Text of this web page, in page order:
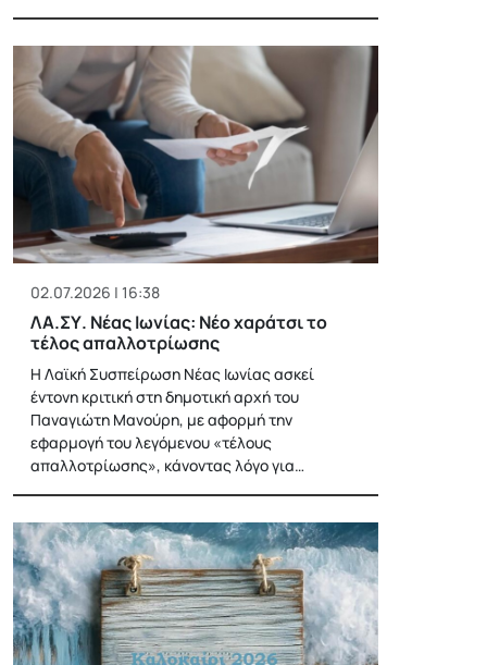
02.07.2026 | 16:38
ΛΑ.ΣΥ. Νέας Ιωνίας: Νέο χαράτσι το
τέλος απαλλοτρίωσης
Η Λαϊκή Συσπείρωση Νέας Ιωνίας ασκεί
έντονη κριτική στη δημοτική αρχή του
Παναγιώτη Μανούρη, με αφορμή την
εφαρμογή του λεγόμενου «τέλους
απαλλοτρίωσης», κάνοντας λόγο για…